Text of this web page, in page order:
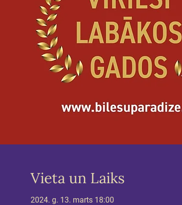
Vieta un Laiks
2024. g. 13. marts 18:00